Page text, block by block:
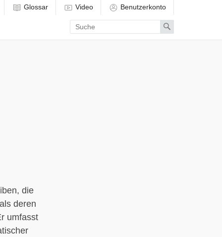
Glossar Video Benutzerkonto
Enter
search
term
Search
die
deren
umfasst